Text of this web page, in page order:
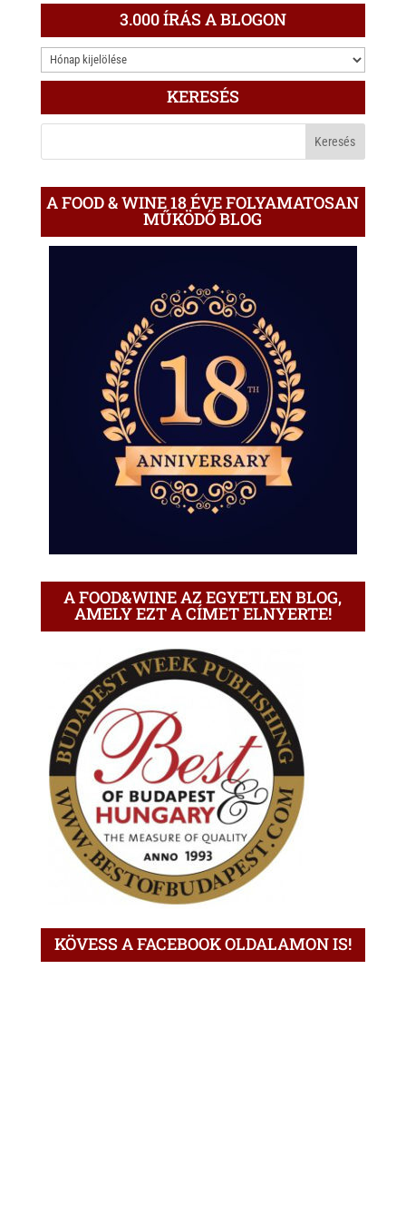
s
A
p
r
e
b
k
3.000 ÍRÁS A BLOGON
3.000
ÍRÁS
BLOGON
KERESÉS
A FOOD & WINE 18 ÉVE FOLYAMATOSAN
MŰKÖDŐ BLOG
A FOOD&WINE AZ EGYETLEN BLOG,
AMELY EZT A CÍMET ELNYERTE!
KÖVESS A FACEBOOK OLDALAMON IS!